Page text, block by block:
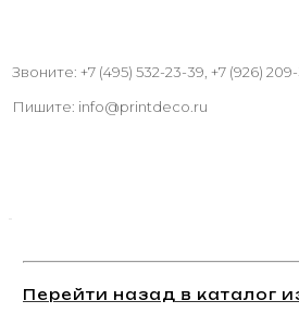
Звоните: +7 (495) 532-23-39, +7 (926) 209-
Пишите: info@printdeco.ru
Перейти назад в каталог